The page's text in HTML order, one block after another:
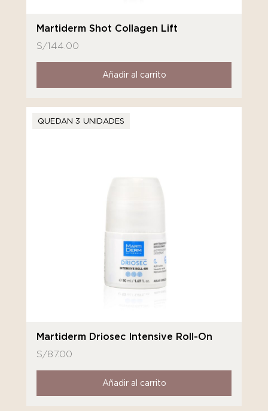
Martiderm Shot Collagen Lift
S/144.00
Añadir al carrito
QUEDAN 3 UNIDADES
Martiderm Driosec Intensive Roll-On
S/87.00
Añadir al carrito